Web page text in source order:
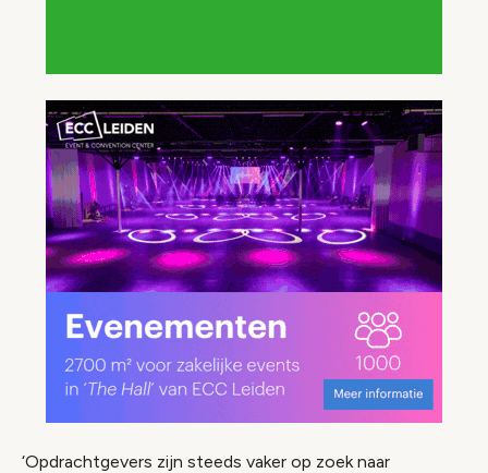
‘Opdrachtgevers zijn steeds vaker op zoek naar